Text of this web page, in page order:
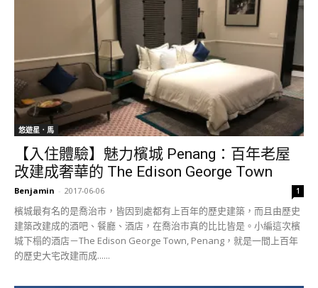
悠遊星．馬
【入住體驗】魅力檳城 Penang：百年老屋
改建成奢華的 The Edison George Town
Benjamin - 2017-06-06 1
檳城最有名的是喬治市，皆因到處都有上百年的歷史建築，而且由歷史
建築改建成的酒吧、餐廳、酒店，在喬治市真的比比皆是。小編這次檳
城下榻的酒店－The Edison George Town, Penang，就是一間上百年
的歷史大宅改建而成......